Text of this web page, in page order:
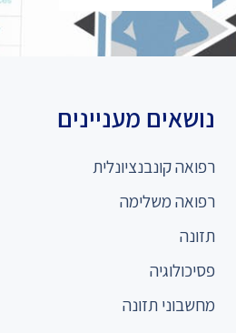
נושאים מעניינים
רפואה קונבנציונלית
רפואה משלימה
תזונה
פסיכולוגיה
מחשבוני תזונה